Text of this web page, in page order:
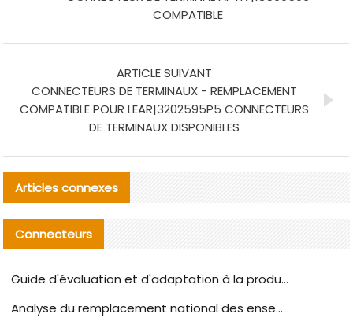
COMPATIBLE
ARTICLE SUIVANT
CONNECTEURS DE TERMINAUX - REMPLACEMENT
COMPATIBLE POUR LEAR|3202595P5 CONNECTEURS
DE TERMINAUX DISPONIBLES
Articles connexes
Connecteurs
Guide d'évaluation et d'adaptation à la production des composants de câbles nationaux CNC Tech
Analyse du remplacement national des ensembles de câbles à fréquence élevée I-PEX